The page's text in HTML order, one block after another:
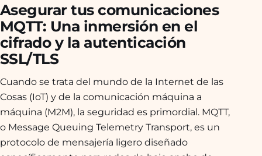
Asegurar tus comunicaciones
MQTT: Una inmersión en el
cifrado y la autenticación
SSL/TLS
Cuando se trata del mundo de la Internet de las
Cosas (IoT) y de la comunicación máquina a
máquina (M2M), la seguridad es primordial. MQTT,
o Message Queuing Telemetry Transport, es un
protocolo de mensajería ligero diseñado